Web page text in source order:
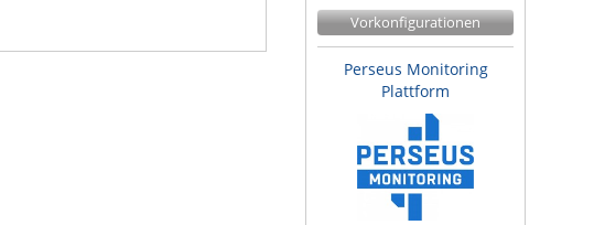
Vorkonfigurationen
Perseus Monitoring
Plattform